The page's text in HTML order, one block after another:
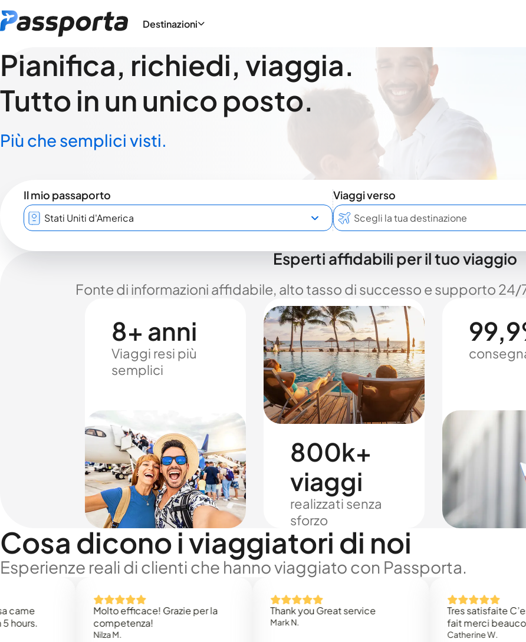
Destinazioni
Pianifica, richiedi, viaggia.
Tutto in un unico posto.
Più che semplici visti.
Il mio passaporto
Viaggi verso
Esperti affidabili per il tuo viaggio
Fonte di informazioni affidabile, alto tasso di successo e supporto 24/
8+ anni
Viaggi resi più
semplici
800k+
viaggi
realizzati senza
sforzo
Cosa dicono i viaggiatori di noi
Esperienze reali di clienti che hanno viaggiato con Passporta.
Molto efficace! Grazie per la
competenza!
Thank you Great service
Tres satisfaite C’est
fait merci beaucoup
Catherine W.